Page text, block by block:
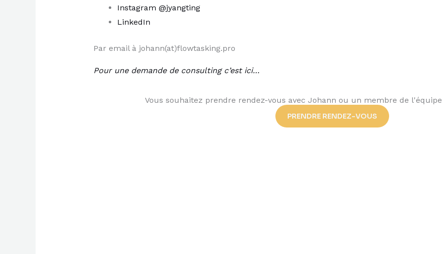
Instagram @jyangting
LinkedIn
Par email à johann(at)flowtasking.pro
Pour une demande de consulting c’est ici…
Vous souhaitez prendre rendez-vous avec Johann ou un membre de
PRENDRE RENDEZ-VOUS